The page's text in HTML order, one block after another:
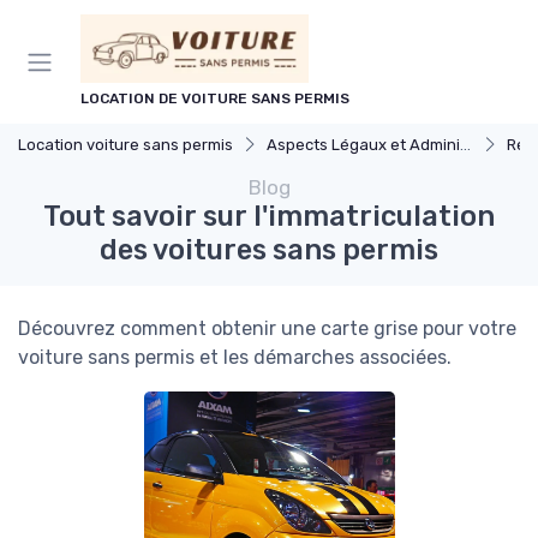
LOCATION DE VOITURE SANS PERMIS
Location voiture sans permis Aspects Légaux et Administratifs
Blog
Tout savoir sur l'immatriculation
des voitures sans permis
Découvrez comment obtenir une carte grise pour votre
voiture sans permis et les démarches associées.